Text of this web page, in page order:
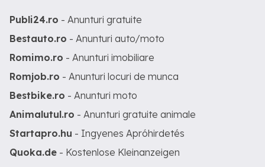
Publi24.ro - Anunturi gratuite
Bestauto.ro - Anunturi auto/moto
Romimo.ro - Anunturi imobiliare
Romjob.ro - Anunturi locuri de munca
Bestbike.ro - Anunturi moto
Animalutul.ro - Anunturi gratuite animale
Startapro.hu - Ingyenes Apróhirdetés
Quoka.de - Kostenlose Kleinanzeigen